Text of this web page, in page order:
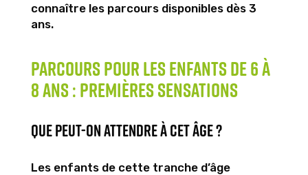
connaître les parcours disponibles dès 3
ans.
Parcours pour les enfants de 6 à
8 ans : premières sensations
Que peut-on attendre à cet âge ?
Les enfants de cette tranche d’âge